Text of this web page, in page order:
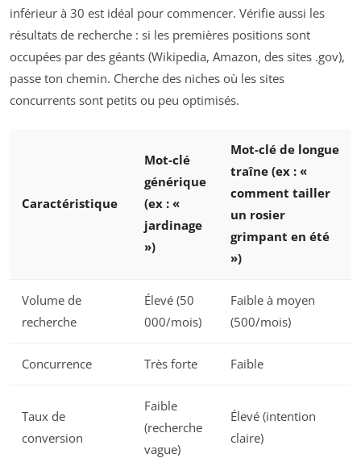
inférieur à 30 est idéal pour commencer. Vérifie aussi les
résultats de recherche : si les premières positions sont
occupées par des géants (Wikipedia, Amazon, des sites .gov),
passe ton chemin. Cherche des niches où les sites
concurrents sont petits ou peu optimisés.
Caractéristique
Mot-clé
générique
(ex : «
jardinage
»)
Mot-clé de longue
traîne (ex : «
comment tailler
un rosier
grimpant en été
»)
Volume de
recherche
Élevé (50
000/mois)
Faible à moyen
(500/mois)
Concurrence Très forte Faible
Taux de
conversion
Faible
(recherche
vague)
Élevé (intention
claire)